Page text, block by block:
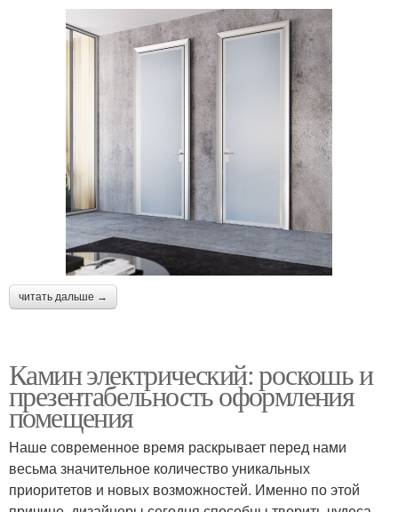
читать дальше →
Камин электрический: роскошь и
презентабельность оформления
помещения
Наше современное время раскрывает перед нами
весьма значительное количество уникальных
приоритетов и новых возможностей. Именно по этой